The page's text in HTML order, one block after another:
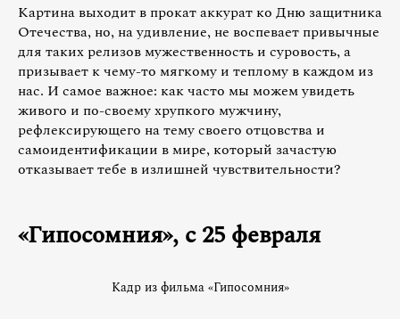
Картина выходит в прокат аккурат ко Дню защитника
Отечества, но, на удивление, не воспевает привычные
для таких релизов мужественность и суровость, а
призывает к чему-то мягкому и теплому в каждом из
нас. И самое важное: как часто мы можем увидеть
живого и по-своему хрупкого мужчину,
рефлексирующего на тему своего отцовства и
самоидентификации в мире, который зачастую
отказывает тебе в излишней чувствительности?
«Гипосомния», с 25 февраля
Кадр из фильма «Гипосомния»